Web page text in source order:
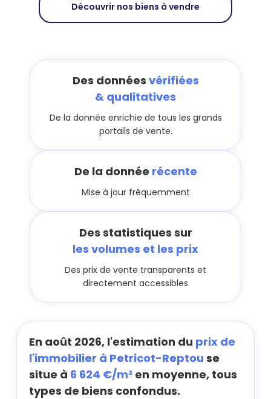
Découvrir nos biens à vendre
Des données vérifiées
& qualitatives
De la donnée enrichie de tous les grands
portails de vente.
De la donnée récente
Mise à jour fréquemment
Des statistiques sur
les volumes et les prix
Des prix de vente transparents et
directement accessibles
En août 2026, l'estimation du prix de
l'immobilier à Petricot-Reptou se
situe à 6 624 €/m² en moyenne, tous
types de biens confondus.